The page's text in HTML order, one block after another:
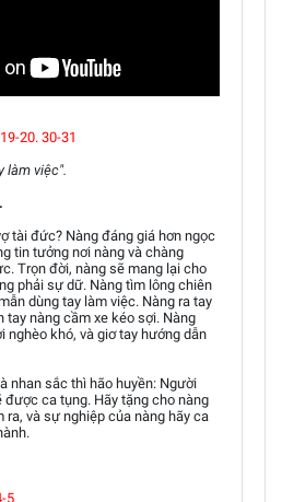
20. 30-31
làm việc".
tài đức? Nàng đáng giá hơn ngọc
tin tưởng nơi nàng và chàng
Trọn đời, nàng sẽ mang lại cho
phải sự dữ. Nàng tìm lông chiên
dùng tay làm việc. Nàng ra tay
tay nàng cầm xe kéo sợi. Nàng
nghèo khó, và giơ tay hướng dẫn
nhan sắc thì hão huyền: Người
được ca tụng. Hãy tặng cho nàng
ra, và sự nghiệp của nàng hãy ca
5